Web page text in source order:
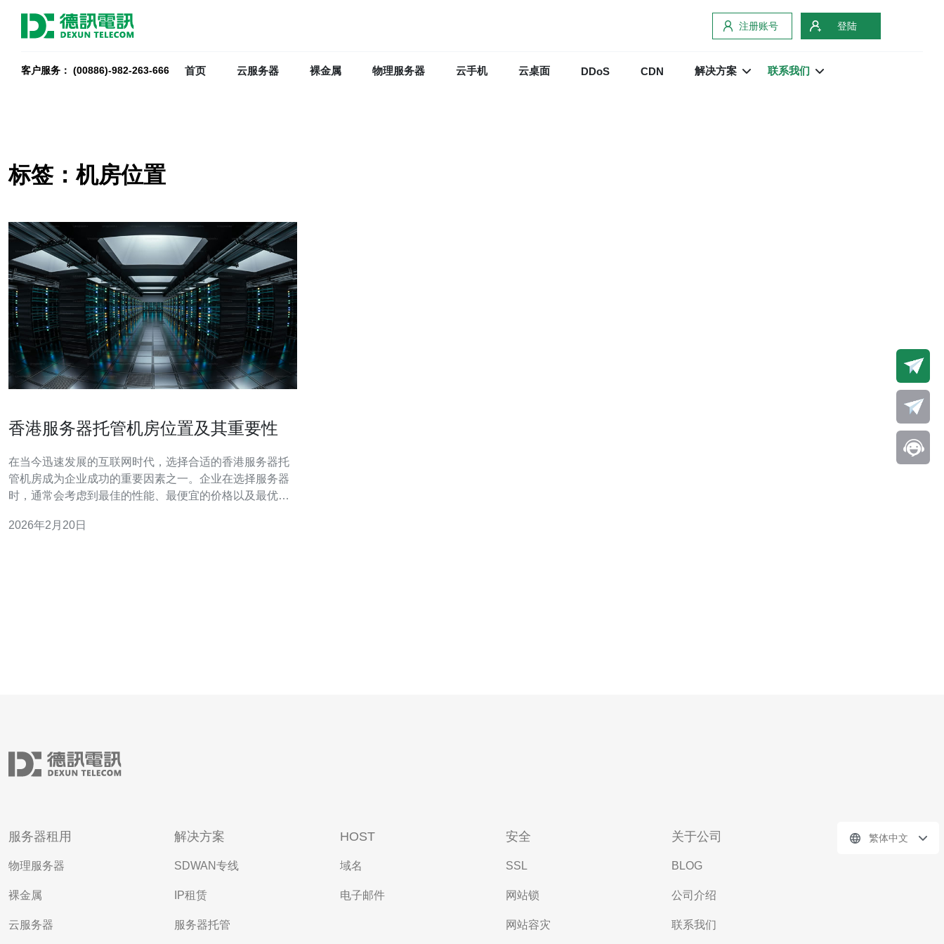
注册账号 登陆
客户服务： (00886)-982-263-666 首页 云服务器 裸金属 物理服务器 云手机 云桌面 DDoS CDN 解决方案 联系我们
标签：机房位置
香港服务器托管机房位置及其重要性
在当今迅速发展的互联网时代，选择合适的香港服务器托
管机房成为企业成功的重要因素之一。企业在选择服务器
时，通常会考虑到最佳的性能、最便宜的价格以及最优质
重要性，帮助您做出更明智的选择。 香港服务器托管机房
2026年2月20日
服务器租用
物理服务器
裸金属
云服务器
解决方案
SDWAN专线
IP租赁
服务器托管
HOST
域名
电子邮件
安全
SSL
网站锁
网站容灾
关于公司
BLOG
公司介绍
联系我们
繁体中文